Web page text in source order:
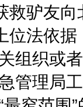
救驴友
位法依
组织或
管理局